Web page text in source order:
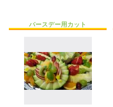
バースデー用カット